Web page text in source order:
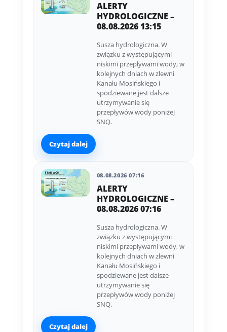
ALERTY
HYDROLOGICZNE –
08.08.2026 13:15
Susza hydrologiczna. W
związku z występującymi
niskimi przepływami wody, w
kolejnych dniach w zlewni
Kanału Mosińskiego i
spodziewane jest dalsze
utrzymywanie się
przepływów wody poniżej
SNQ.
Czytaj dalej
08.08.2026 07:16
ALERTY
HYDROLOGICZNE –
08.08.2026 07:16
Susza hydrologiczna. W
związku z występującymi
niskimi przepływami wody, w
kolejnych dniach w zlewni
Kanału Mosińskiego i
spodziewane jest dalsze
utrzymywanie się
przepływów wody poniżej
SNQ.
Czytaj dalej